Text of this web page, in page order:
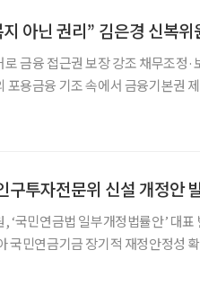
조 채무조정·보험·대출·저축 담은 ‘4대 기초금융’
구투자전문위 신설 개정안
‘국민연금법 일부개정법률안’ 대
민연금기금 장기적 재정안정성 확보 제